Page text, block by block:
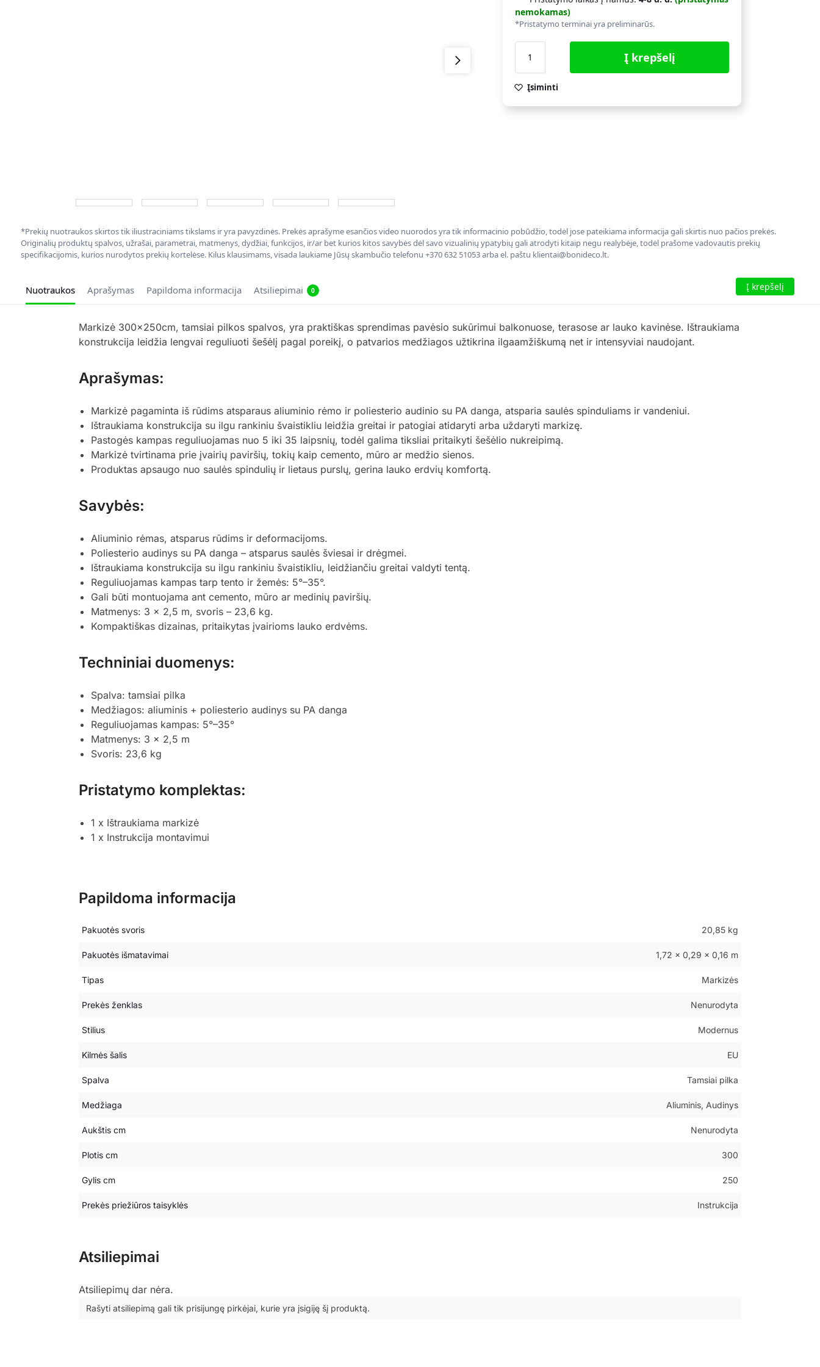
nemokamas)
*Pristatymo terminai yra preliminarūs.
Į krepšelį
Įsiminti
*Prekių nuotraukos skirtos tik iliustraciniams tikslams ir yra pavyzdinės. Prekės aprašyme esančios video nuorodos yra tik informacinio pobūdžio, todėl jose pateikiama informacija gali skirtis nuo pačios prekės.
Originalių produktų spalvos, užrašai, parametrai, matmenys, dydžiai, funkcijos, ir/ar bet kurios kitos savybės dėl savo vizualinių ypatybių gali atrodyti kitaip negu realybėje, todėl prašome vadovautis prekių
specifikacijomis, kurios nurodytos prekių kortelėse. Kilus klausimams, visada laukiame Jūsų skambučio telefonu +370 632 51053 arba el. paštu klientai@bonideco.lt.
Nuotraukos Aprašymas Papildoma informacija Atsiliepimai 0 Į krepšelį
Markizė 300x250cm, tamsiai pilkos spalvos, yra praktiškas sprendimas pavėsio sukūrimui balkonuose, terasose ar lauko kavinėse. Ištraukiama
konstrukcija leidžia lengvai reguliuoti šešėlį pagal poreikį, o patvarios medžiagos užtikrina ilgaamžiškumą net ir intensyviai naudojant.
Aprašymas:
Markizė pagaminta iš rūdims atsparaus aliuminio rėmo ir poliesterio audinio su PA danga, atsparia saulės spinduliams ir vandeniui.
Ištraukiama konstrukcija su ilgu rankiniu švaistikliu leidžia greitai ir patogiai atidaryti arba uždaryti markizę.
Pastogės kampas reguliuojamas nuo 5 iki 35 laipsnių, todėl galima tiksliai pritaikyti šešėlio nukreipimą.
Markizė tvirtinama prie įvairių paviršių, tokių kaip cemento, mūro ar medžio sienos.
Produktas apsaugo nuo saulės spindulių ir lietaus purslų, gerina lauko erdvių komfortą.
Savybės:
Aliuminio rėmas, atsparus rūdims ir deformacijoms.
Poliesterio audinys su PA danga – atsparus saulės šviesai ir drėgmei.
Ištraukiama konstrukcija su ilgu rankiniu švaistikliu, leidžiančiu greitai valdyti tentą.
Reguliuojamas kampas tarp tento ir žemės: 5°–35°.
Gali būti montuojama ant cemento, mūro ar medinių paviršių.
Matmenys: 3 x 2,5 m, svoris – 23,6 kg.
Kompaktiškas dizainas, pritaikytas įvairioms lauko erdvėms.
Techniniai duomenys:
Spalva: tamsiai pilka
Medžiagos: aliuminis + poliesterio audinys su PA danga
Reguliuojamas kampas: 5°–35°
Matmenys: 3 x 2,5 m
Svoris: 23,6 kg
Pristatymo komplektas:
1 x Ištraukiama markizė
1 x Instrukcija montavimui
Papildoma informacija
Pakuotės svoris 20,85 kg
Pakuotės išmatavimai 1,72 × 0,29 × 0,16 m
Tipas Markizės
Prekės ženklas Nenurodyta
Stilius Modernus
Kilmės šalis EU
Spalva Tamsiai pilka
Medžiaga Aliuminis, Audinys
Aukštis cm Nenurodyta
Plotis cm 300
Gylis cm 250
Prekės priežiūros taisyklės Instrukcija
Atsiliepimai
Atsiliepimų dar nėra.
Rašyti atsiliepimą gali tik prisijungę pirkėjai, kurie yra įsigiję šį produktą.